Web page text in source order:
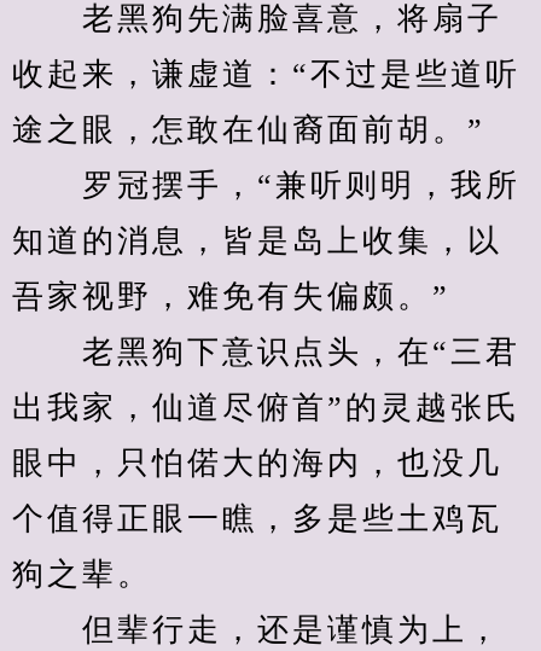
老黑狗先满脸喜意，将扇子
收起来，谦虚道：“不过是些道听
途之眼，怎敢在仙裔面前胡。”
罗冠摆手，“兼听则明，我所
知道的消息，皆是岛上收集，以
吾家视野，难免有失偏颇。”
老黑狗下意识点头，在“三君
出我家，仙道尽俯首”的灵越张氏
眼中，只怕偌大的海内，也没几
个值得正眼一瞧，多是些土鸡瓦
狗之辈。
但辈行走，还是谨慎为上，